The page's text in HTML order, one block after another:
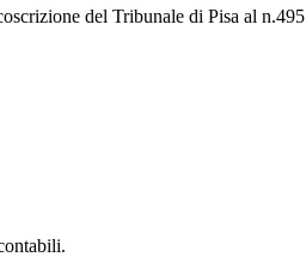
del Tribunale di Pisa al n.495